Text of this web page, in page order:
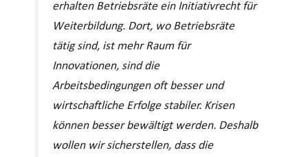
erhalten Betriebsräte ein Initiativrecht für
Weiterbildung. Dort, wo Betriebsräte
tätig sind, ist mehr Raum für
Innovationen, sind die
Arbeitsbedingungen oft besser und
wirtschaftliche Erfolge stabiler. Krisen
können besser bewältigt werden. Deshalb
wollen wir sicherstellen, dass die